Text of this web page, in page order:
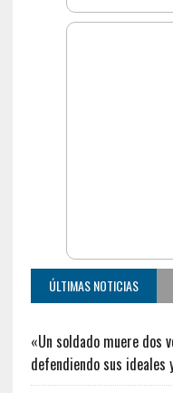
ÚLTIMAS NOTICIAS
«Un soldado muere dos
defendiendo sus ideales